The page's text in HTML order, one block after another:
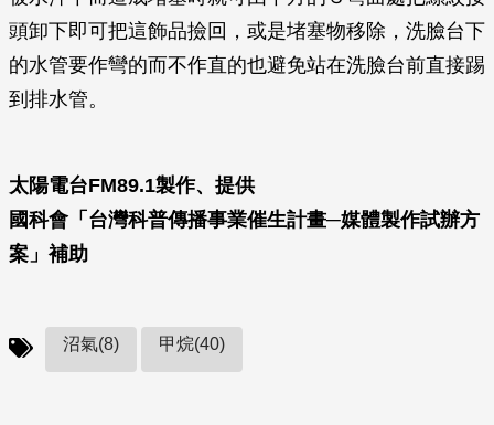
頭卸下即可把這飾品撿回，或是堵塞物移除，洗臉台下
的水管要作彎的而不作直的也避免站在洗臉台前直接踢
到排水管。
太陽電台FM89.1製作、提供
國科會「台灣科普傳播事業催生計畫─媒體製作試辦方
案」補助
沼氣(8) 甲烷(40)